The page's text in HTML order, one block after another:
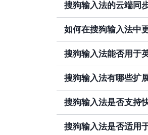
搜狗输入法的云端同
如何在搜狗输入法中
搜狗输入法能否用于
搜狗输入法有哪些扩
搜狗输入法是否支持
搜狗输入法是否适用